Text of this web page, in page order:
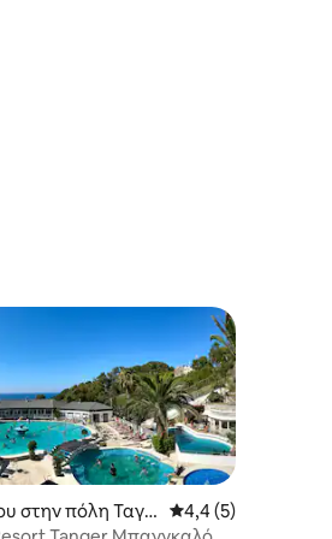
5, 12 κριτικές
στην πόλη Ταγγ
Μέση βαθμολογία:
4,4 (5)